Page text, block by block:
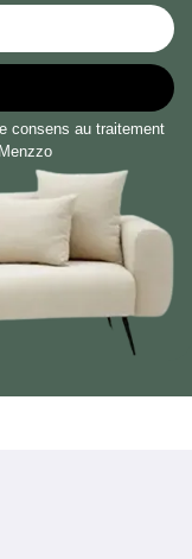
consens au traitement